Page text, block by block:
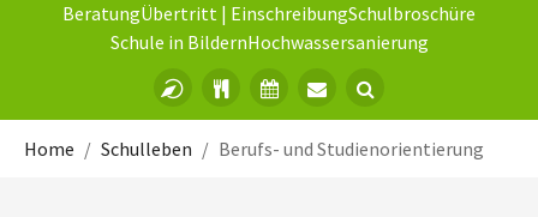
BeratungÜbertritt | EinschreibungSchulbroschüre
Schule in BildernHochwassersanierung
Home Schulleben Berufs- und Studienorientierung